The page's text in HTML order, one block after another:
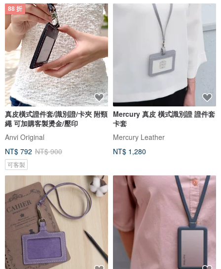
88 折
真皮橫式證件套/識別證/卡夾 附頸
繩 可加購客製燙金/壓印
Anvi Original
NT$ 792 NT$ 900
可客製
Mercury 真皮 橫式識別證 證件套
卡套
Mercury Leather
NT$ 1,280